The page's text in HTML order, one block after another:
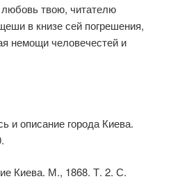
твою, читателю
в книзе сей погрешения,
немощи человечестей и
и описание города Киева.
Киева. М., 1868. Т. 2. С.